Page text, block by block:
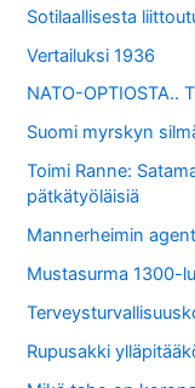
Sotilaallisesta
Vertailuksi 1936
NATO-OPTIOSTA..
Suomi myrskyn
Toimi Ranne:
pätkätyöläisiä
Mannerheimin
Mustasurma 1300-
Rupusakki